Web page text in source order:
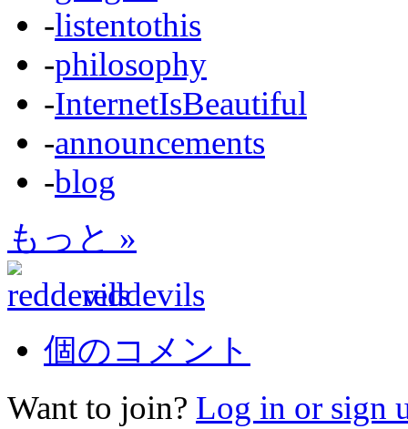
-listentothis
-philosophy
-InternetIsBeautiful
-announcements
-blog
もっと »
reddevils
個のコメント
Want to join? Log in or sign